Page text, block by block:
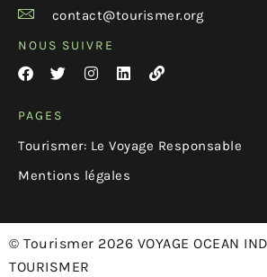
contact@tourismer.org
NOUS SUIVRE
PAGES
Tourismer: Le Voyage Responsable
Mentions légales
© Tourismer 2026 VOYAGE OCEAN
TOURISMER